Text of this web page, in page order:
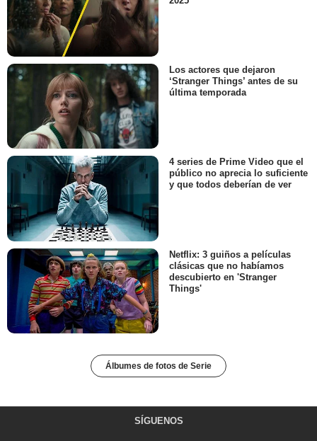
Los actores que dejaron
‘Stranger Things’ antes de su
última temporada
4 series de Prime Video que el
público no aprecia lo suficiente
y que todos deberían de ver
Netflix: 3 guiños a películas
clásicas que no habíamos
descubierto en 'Stranger
Things'
Álbumes de fotos de Serie
SÍGUENOS